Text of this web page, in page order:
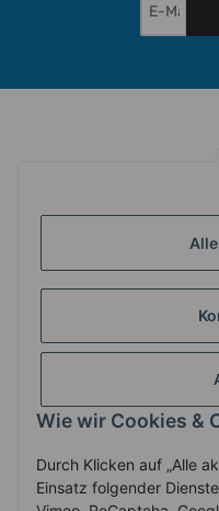
Wie wir Cookies &
Durch Klicken auf „Alle
Einsatz folgender